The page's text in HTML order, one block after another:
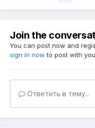
Join the
You can post now and
sign in now to post with
Ответить в тему...